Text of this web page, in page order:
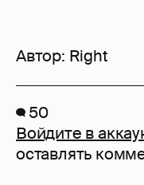
Автор: Right
50
Войдите в
оставлять